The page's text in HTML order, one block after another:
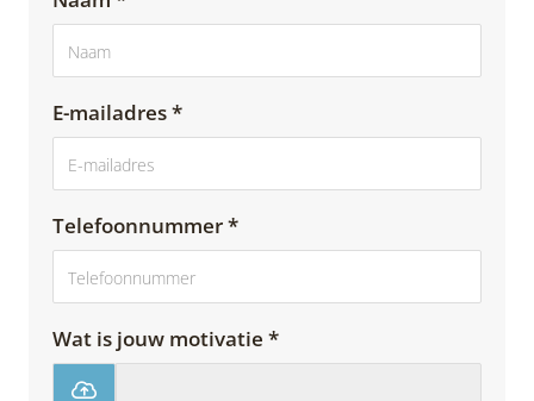
E-mailadres *
Telefoonnummer *
Wat is jouw motivatie *